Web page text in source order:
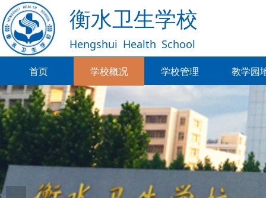
衡水卫生学校
Hengshui Health School
首页
首页
学校概况
学校概况
学校管理 教学园